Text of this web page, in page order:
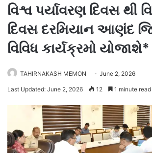
વિશ્વ પર્યાવરણ દિવસ થી
દિવસ દરમિયાન આણંદ
વિવિધ કાર્યક્રમો યોજાશે*
TAHIRNAKASH MEMON June 2, 2026
Last Updated: June 2, 2026 12 1 minute read